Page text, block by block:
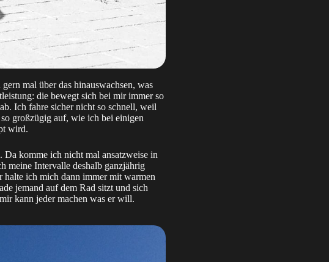
mal über das hinauswachsen, was
die bewegt sich bei mir immer so
Ich fahre sicher nicht so schnell, weil
großzügig auf, wie ich bei einigen
wird.
komme ich nicht mal ansatzweise in
meine Intervalle deshalb ganzjährig
halte ich mich dann immer mit warmen
jemand auf dem Rad sitzt und sich
kann jeder machen was er will.